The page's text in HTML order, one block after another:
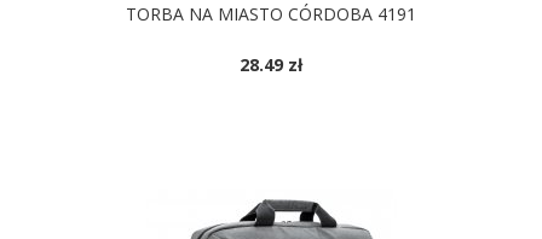
TORBA NA MIASTO CÓRDOBA 4191
28.49 zł